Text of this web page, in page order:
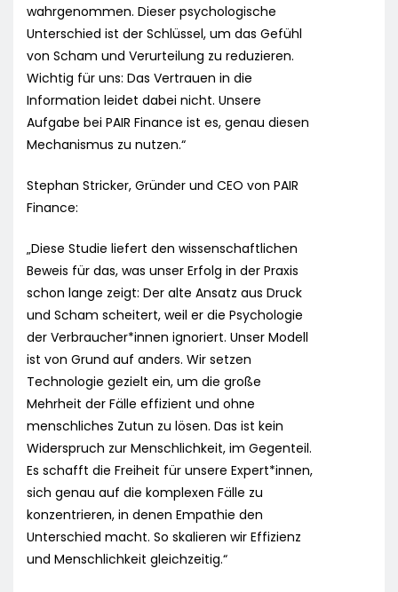
wahrgenommen. Dieser psychologische
Unterschied ist der Schlüssel, um das Gefühl
von Scham und Verurteilung zu reduzieren.
Wichtig für uns: Das Vertrauen in die
Information leidet dabei nicht. Unsere
Aufgabe bei PAIR Finance ist es, genau diesen
Mechanismus zu nutzen.“
Stephan Stricker, Gründer und CEO von PAIR
Finance:
„Diese Studie liefert den wissenschaftlichen
Beweis für das, was unser Erfolg in der Praxis
schon lange zeigt: Der alte Ansatz aus Druck
und Scham scheitert, weil er die Psychologie
der Verbraucher*innen ignoriert. Unser Modell
ist von Grund auf anders. Wir setzen
Technologie gezielt ein, um die große
Mehrheit der Fälle effizient und ohne
menschliches Zutun zu lösen. Das ist kein
Widerspruch zur Menschlichkeit, im Gegenteil.
Es schafft die Freiheit für unsere Expert*innen,
sich genau auf die komplexen Fälle zu
konzentrieren, in denen Empathie den
Unterschied macht. So skalieren wir Effizienz
und Menschlichkeit gleichzeitig.“